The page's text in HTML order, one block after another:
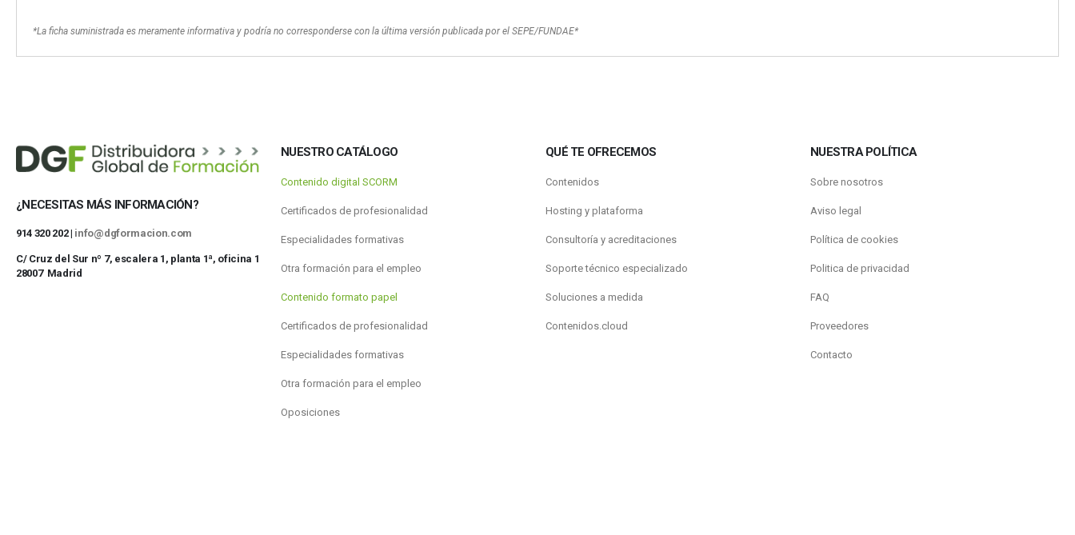
*La ficha suministrada es meramente informativa y podría no corresponderse con la última versión publicada por el SEPE/FUNDAE*
¿NECESITAS MÁS INFORMACIÓN?
914 320 202 | info@dgformacion.com
C/ Cruz del Sur nº 7, escalera 1, planta 1ª, oficina 1
28007 Madrid
NUESTRO CATÁLOGO
Contenido digital SCORM
Certificados de profesionalidad
Especialidades formativas
Otra formación para el empleo
Contenido formato papel
Certificados de profesionalidad
Especialidades formativas
Otra formación para el empleo
Oposiciones
QUÉ TE OFRECEMOS
Contenidos
Hosting y plataforma
Consultoría y acreditaciones
Soporte técnico especializado
Soluciones a medida
Contenidos.cloud
NUESTRA POLÍTICA
Sobre nosotros
Aviso legal
Política de cookies
Politica de privacidad
FAQ
Proveedores
Contacto